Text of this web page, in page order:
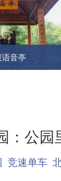
语音亭
：公园
竞速单车